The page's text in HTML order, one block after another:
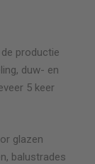
productie
duw- en
5 keer
glazen
balustrades